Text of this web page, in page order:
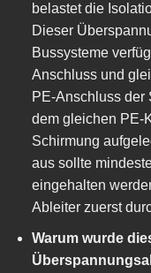
belastet die
Dieser
Bussysteme
Anschluss und
PE-Anschluss der
dem gleichen PE-
Schirmung
aus sollte
eingehalten
Ableiter zuerst
Warum wurde